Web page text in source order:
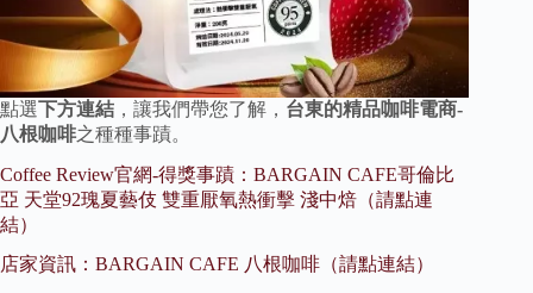
點選下方連結 ，讓我們帶您了解， 台東的精品咖啡電商-
八根咖啡之種種事蹟。
Coffee Review官網-得獎事蹟：BARGAIN CAFE哥倫比
亞 天堂92瑰夏藝伎 雙重厭氧熱衝擊 淺中焙（請點連
結）
店家資訊：BARGAIN CAFE 八根咖啡（請點連結）